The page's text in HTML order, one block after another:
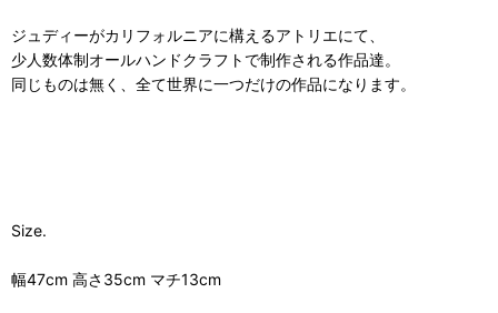
ジュディーがカリフォルニアに構えるアトリエにて、
少人数体制オールハンドクラフトで制作される作品達。
同じものは無く、全て世界に一つだけの作品になります。
Size.
幅47cm 高さ35cm マチ13cm